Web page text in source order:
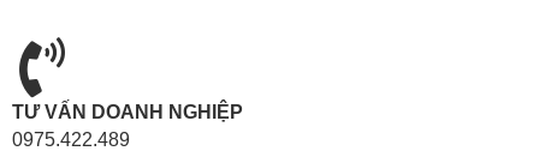
TƯ VẤN DOANH NGHIỆP
0975.422.489